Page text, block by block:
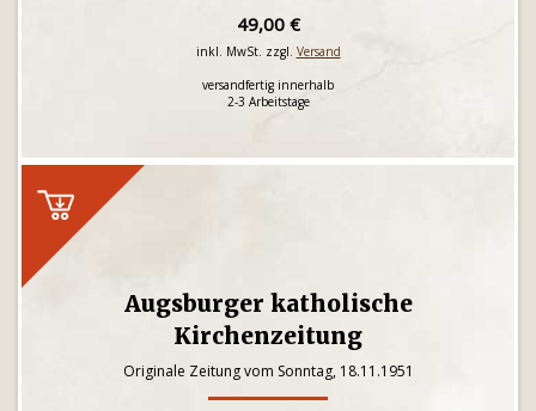
49,00 €
inkl. MwSt. zzgl. Versand
versandfertig innerhalb
2-3 Arbeitstage
Augsburger katholische
Kirchenzeitung
Originale Zeitung vom Sonntag, 18.11.1951